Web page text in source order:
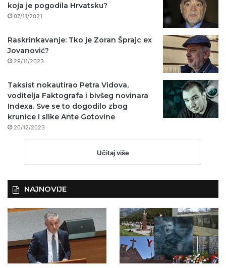
koja je pogodila Hrvatsku?
07/11/2021
Raskrinkavanje: Tko je Zoran Šprajc ex
Jovanović?
29/11/2023
Taksist nokautirao Petra Vidova,
voditelja Faktografa i bivšeg novinara
Indexa. Sve se to dogodilo zbog
krunice i slike Ante Gotovine
20/12/2023
Učitaj više
NAJNOVIJE